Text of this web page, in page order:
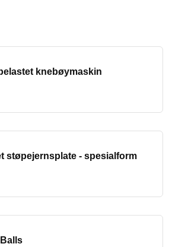
knebøymaskin
støpejernsplate - spesialform